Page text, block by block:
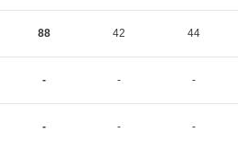
88 42 44
- - -
- - -